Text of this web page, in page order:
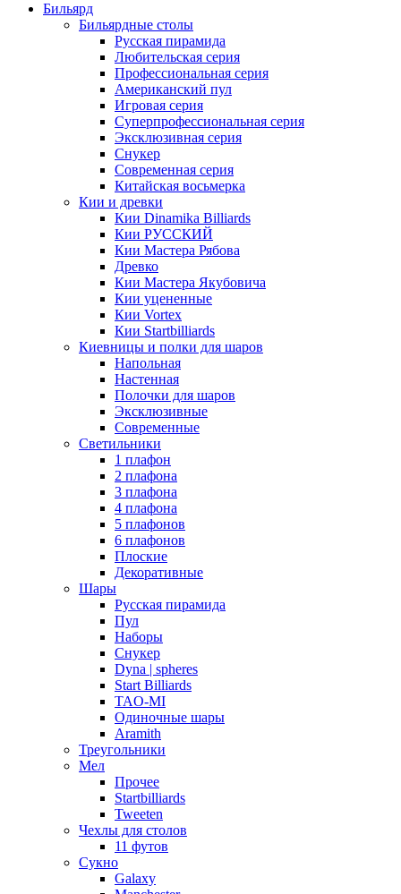
Бильярд
Бильярдные столы
Русская пирамида
Любительская серия
Профессиональная серия
Американский пул
Игровая серия
Суперпрофессиональная серия
Эксклюзивная серия
Снукер
Современная серия
Китайская восьмерка
Кии и древки
Кии Dinamika Billiards
Кии РУССКИЙ
Кии Мастера Рябова
Древко
Кии Мастера Якубовича
Кии уцененные
Кии Vortex
Кии Startbilliards
Киевницы и полки для шаров
Напольная
Настенная
Полочки для шаров
Эксклюзивные
Современные
Светильники
1 плафон
2 плафона
3 плафона
4 плафона
5 плафонов
6 плафонов
Плоские
Декоративные
Шары
Русская пирамида
Пул
Наборы
Снукер
Dyna | spheres
Start Billiards
TAO-MI
Одиночные шары
Aramith
Треугольники
Мел
Прочее
Startbilliards
Tweeten
Чехлы для столов
11 футов
Сукно
Galaxy